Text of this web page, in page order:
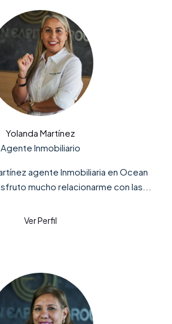
Yolanda Martínez
Agente Inmobiliario
agente Inmobiliaria en Ocean
mucho relacionarme con las...